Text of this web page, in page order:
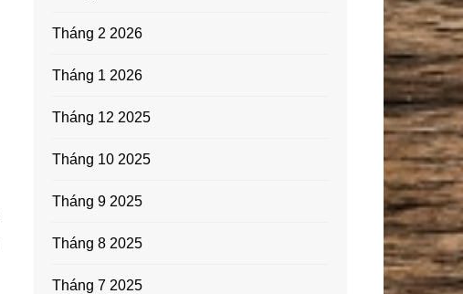
Tháng 2 2026
Tháng 1 2026
Tháng 12 2025
Tháng 10 2025
Tháng 9 2025
Tháng 8 2025
Tháng 7 2025